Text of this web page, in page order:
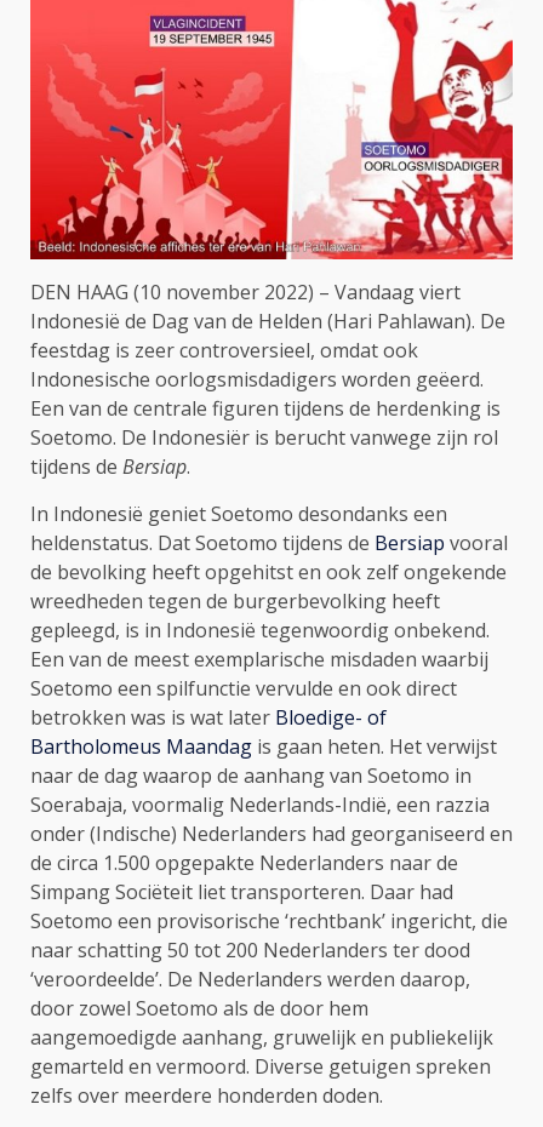
DEN HAAG (10 november 2022) – Vandaag viert
Indonesië de Dag van de Helden (Hari Pahlawan). De
feestdag is zeer controversieel, omdat ook
Indonesische oorlogsmisdadigers worden geëerd.
Een van de centrale figuren tijdens de herdenking is
Soetomo. De Indonesiër is berucht vanwege zijn rol
tijdens de Bersiap.
In Indonesië geniet Soetomo desondanks een
heldenstatus. Dat Soetomo tijdens de Bersiap vooral
de bevolking heeft opgehitst en ook zelf ongekende
wreedheden tegen de burgerbevolking heeft
gepleegd, is in Indonesië tegenwoordig onbekend.
Een van de meest exemplarische misdaden waarbij
Soetomo een spilfunctie vervulde en ook direct
betrokken was is wat later Bloedige- of
Bartholomeus Maandag is gaan heten. Het verwijst
naar de dag waarop de aanhang van Soetomo in
Soerabaja, voormalig Nederlands-Indië, een razzia
onder (Indische) Nederlanders had georganiseerd en
de circa 1.500 opgepakte Nederlanders naar de
Simpang Sociëteit liet transporteren. Daar had
Soetomo een provisorische ‘rechtbank’ ingericht, die
naar schatting 50 tot 200 Nederlanders ter dood
‘veroordeelde’. De Nederlanders werden daarop,
door zowel Soetomo als de door hem
aangemoedigde aanhang, gruwelijk en publiekelijk
gemarteld en vermoord. Diverse getuigen spreken
zelfs over meerdere honderden doden.